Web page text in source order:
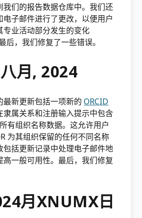
我们的报告数据仓库中。我们还
电子邮件进行了更改，以便用户
专业活动部分发生的变化
后，我们修复了一些错误。
八月, 2024
最新更新包括一项新的ORCID
隶属关系和注册输入提示中包含
有组织名称数据。这允许用户
为其组织保留的任何不同名称
包括更新记录中处理电子邮件地
高一般可用性。最后，我们修复
月XNUMX日